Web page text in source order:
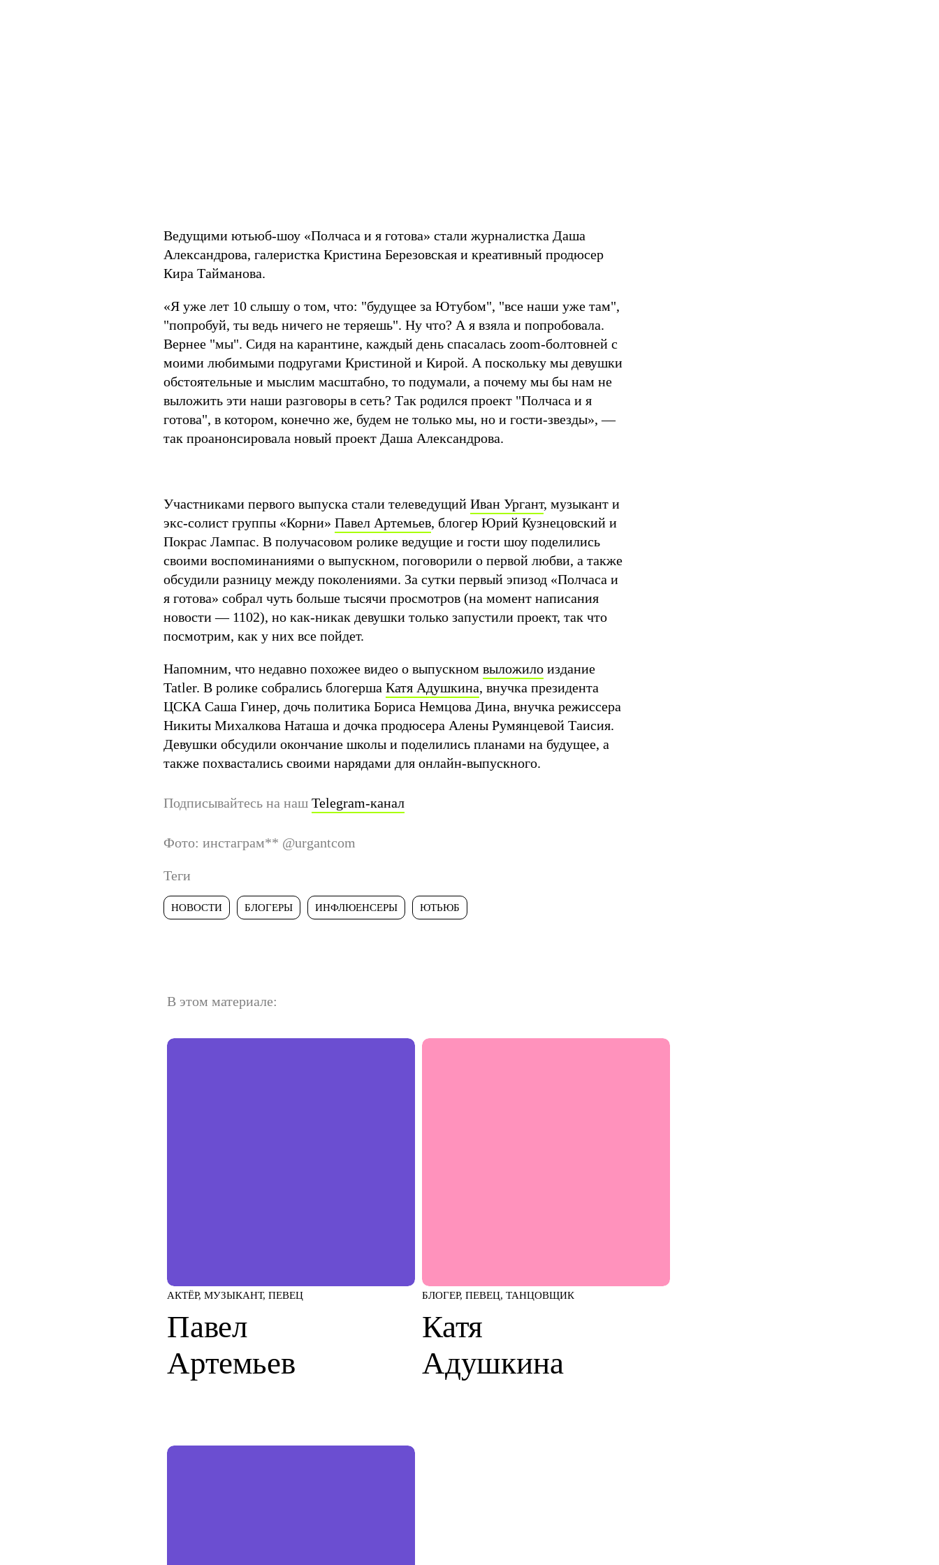
Ведущими ютьюб-шоу «Полчаса и я готова» стали журналистка Даша
Александрова, галеристка Кристина Березовская и креативный продюсер
Кира Тайманова.
«Я уже лет 10 слышу о том, что: "будущее за Ютубом", "все наши уже там",
"попробуй, ты ведь ничего не теряешь". Ну что? А я взяла и попробовала.
Вернее "мы". Сидя на карантине, каждый день спасалась zoom-болтовней с
моими любимыми подругами Кристиной и Кирой. А поскольку мы девушки
обстоятельные и мыслим масштабно, то подумали, а почему мы бы нам не
выложить эти наши разговоры в сеть? Так родился проект "Полчаса и я
готова", в котором, конечно же, будем не только мы, но и гости-звезды», —
так проанонсировала новый проект Даша Александрова.
Участниками первого выпуска стали телеведущий Иван Ургант, музыкант и
экс-солист группы «Корни» Павел Артемьев, блогер Юрий Кузнецовский и
Покрас Лампас. В получасовом ролике ведущие и гости шоу поделились
своими воспоминаниями о выпускном, поговорили о первой любви, а также
обсудили разницу между поколениями. За сутки первый эпизод «Полчаса и
я готова» собрал чуть больше тысячи просмотров (на момент написания
новости — 1102), но как-никак девушки только запустили проект, так что
посмотрим, как у них все пойдет.
Напомним, что недавно похожее видео о выпускном выложило издание
Tatler. В ролике собрались блогерша Катя Адушкина, внучка президента
ЦСКА Саша Гинер, дочь политика Бориса Немцова Дина, внучка режиссера
Никиты Михалкова Наташа и дочка продюсера Алены Румянцевой Таисия.
Девушки обсудили окончание школы и поделились планами на будущее, а
также похвастались своими нарядами для онлайн-выпускного.
Подписывайтесь на наш Telegram-канал
Фото: инстаграм** @urgantcom
Теги
НОВОСТИ БЛОГЕРЫ ИНФЛЮЕНСЕРЫ ЮТЬЮБ
В этом материале:
АКТЁР, МУЗЫКАНТ, ПЕВЕЦ
Павел
Артемьев
БЛОГЕР, ПЕВЕЦ, ТАНЦОВЩИК
Катя
Адушкина